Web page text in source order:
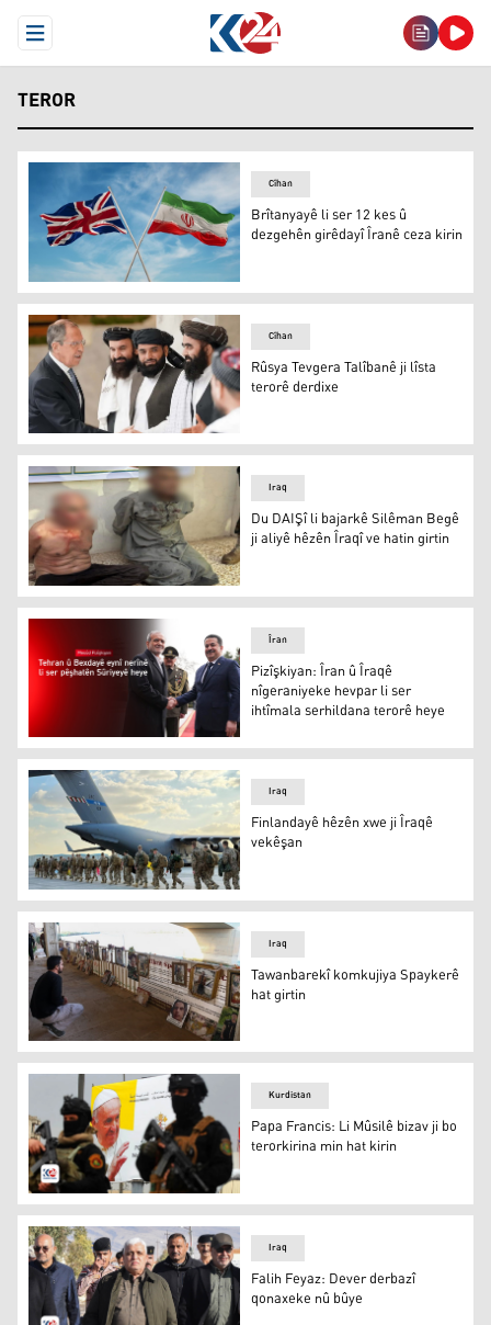
Open Menu
TEROR
Brîtanyayê li ser 12 kes û dezgehên girêdayî Îranê ceza
Cîhan
Brîtanyayê li ser 12 kes û
dezgehên girêdayî Îranê ceza kirin
Rûsya Tevgera Talîbanê ji lîsta terorê derdixe
Cîhan
Rûsya Tevgera Talîbanê ji lîsta
terorê derdixe
Du DAIŞî li bajarkê Silêman Begê ji aliyê hêzên Îraqî ve
Iraq
Du DAIŞî li bajarkê Silêman Begê
ji aliyê hêzên Îraqî ve hatin girtin
Mesûd Pizîşkiyan
Îran
Pizîşkiyan: Îran û Îraqê
nîgeraniyeke hevpar li ser
ihtîmala serhildana terorê heye
Finlandayê hêzên xwe ji Îraqê vekêşan
Iraq
Finlandayê hêzên xwe ji Îraqê
vekêşan
Tawanbarekî komkujiya Spaykerê hat girtin
Iraq
Tawanbarekî komkujiya Spaykerê
hat girtin
Papa Francis
Kurdistan
Papa Francis: Li Mûsilê bizav ji bo
terorkirina min hat kirin
Iraq
Falih Feyaz: Dever derbazî
qonaxeke nû bûye